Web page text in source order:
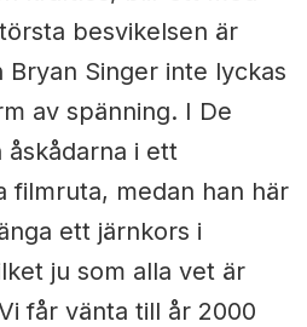
besvikelsen är
Singer inte lyckas
av spänning. I De
åskådarna i ett
filmruta, medan han här
ett järnkors i
ju som alla vet är
får vänta till år 2000